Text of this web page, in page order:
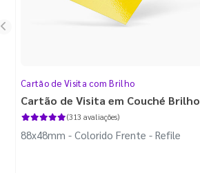
Cartão de Visita com Brilho
Cartão de Visita em Couché Brilho
(313 avaliações)
88x48mm - Colorido Frente - Refile